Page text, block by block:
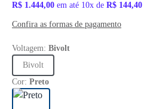
R$ 1.444,00 em até 10x de R$ 144,40
Confira as formas de pagamento
Voltagem: Bivolt
Bivolt
Cor: Preto